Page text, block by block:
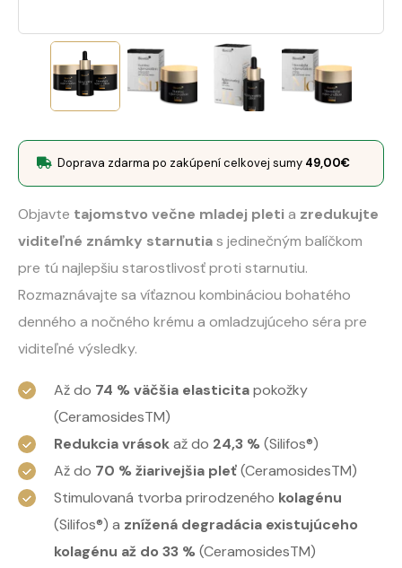
Doprava zdarma po zakúpení celkovej sumy 49,00€
Objavte tajomstvo večne mladej pleti a zredukujte
viditeľné známky starnutias jedinečným balíčkom
pre tú najlepšiu starostlivosť proti starnutiu.
Rozmaznávajte sa víťaznou kombináciou bohatého
denného a nočného krému a omladzujúceho séra pre
viditeľné výsledky.
Až do 74 % väčšia elasticitapokožky
(CeramosidesTM)
Redukcia vrásokaž do 24,3 % (Silifos®)
Až do 70 % žiarivejšia pleť(CeramosidesTM)
Stimulovaná tvorba prirodzeného kolagénu
(Silifos®) a znížená degradácia existujúceho
kolagénu až do 33 % (CeramosidesTM)